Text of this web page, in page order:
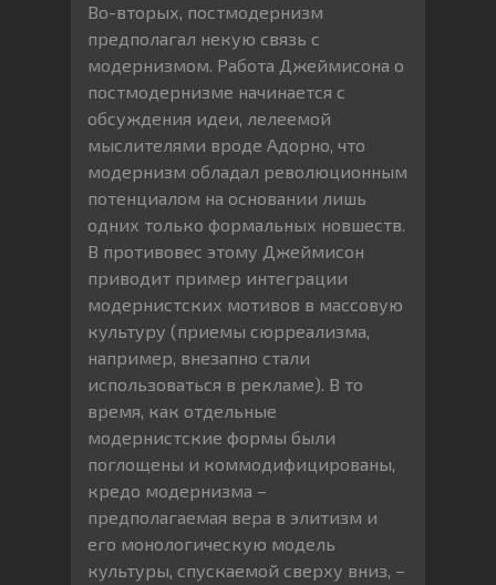
Во-вторых, постмодернизм
предполагал некую связь с
модернизмом. Работа Джеймисона о
постмодернизме начинается с
обсуждения идеи, лелеемой
мыслителями вроде Адорно, что
модернизм обладал революционным
потенциалом на основании лишь
одних только формальных новшеств.
В противовес этому Джеймисон
приводит пример интеграции
модернистских мотивов в массовую
культуру (приемы сюрреализма,
например, внезапно стали
использоваться в рекламе). В то
время, как отдельные
модернистские формы были
поглощены и коммодифицированы,
кредо модернизма –
предполагаемая вера в элитизм и
его монологическую модель
культуры, спускаемой сверху вниз, –